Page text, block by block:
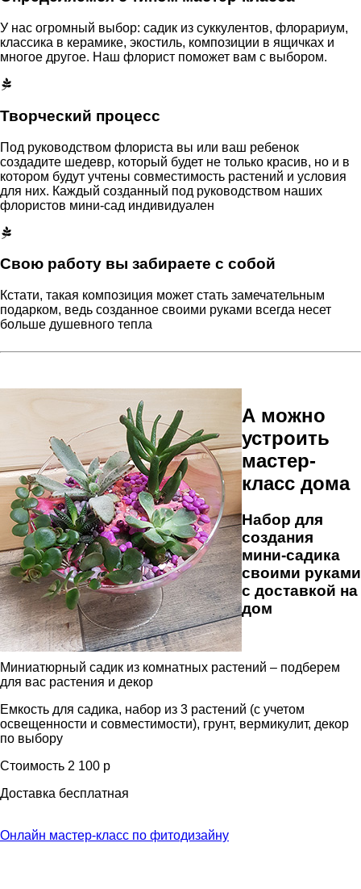
У нас огромный выбор: садик из суккулентов, флорариум,
классика в керамике, экостиль, композиции в ящичках и
многое другое. Наш флорист поможет вам с выбором.
Творческий процесс
Под руководством флориста вы или ваш ребенок
создадите шедевр, который будет не только красив, но и в
котором будут учтены совместимость растений и условия
для них. Каждый созданный под руководством наших
флористов мини-сад индивидуален
Свою работу вы забираете с собой
Кстати, такая композиция может стать замечательным
подарком, ведь созданное своими руками всегда несет
больше душевного тепла
А можно
устроить
мастер-
класс дома
Набор для
создания
мини-садика
своими руками
с доставкой на
дом
Миниатюрный садик из комнатных растений – подберем
для вас растения и декор
Емкость для садика, набор из 3 растений (с учетом
освещенности и совместимости), грунт, вермикулит, декор
по выбору
Стоимость 2 100 р
Доставка бесплатная
Онлайн мастер-класс по фитодизайну